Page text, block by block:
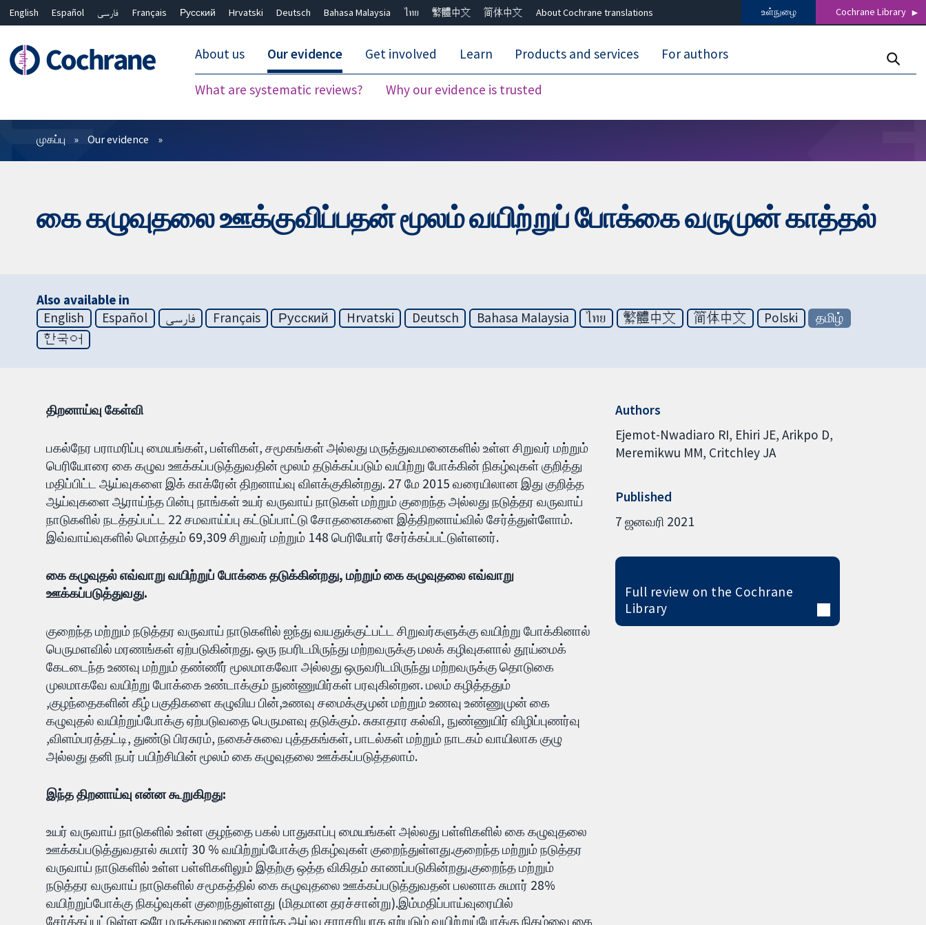
English Español فارسی Français Русский Hrvatski Deutsch Bahasa Malaysia ไทย 繁體中文 简体中文 About Cochrane translations உள்நுழை Cochrane Library
About us Our evidence
What are systematic reviews? Why our evidence is trusted
Get involved Learn Products and services For authors
வடிகட்டிகள்
முகப்பு Our evidence
கை கழுவுதலை ஊக்குவிப்பதன் மூலம் வயிற்றுப் போக்கை வருமுன் காத்தல்
Also available in
English
Español فارسی Français Русский Hrvatski Deutsch Bahasa Malaysia ไทย 繁體中文 简体中文 Polski
தமிழ்
한국어
திறனாய்வு கேள்வி
பகல்நேர பராமரிப்பு மையங்கள், பள்ளிகள், சமூகங்கள் அல்லது மருத்துவமனைகளில் உள்ள சிறுவர் மற்றும்
பெரியோரை கை கழுவ ஊக்கப்படுத்துவதின் மூலம் தடுக்கப்படும் வயிற்று போக்கின் நிகழ்வுகள் குறித்து
மதிப்பிட்ட ஆய்வுகளை இக் காக்ரேன் திறனாய்வு விளக்குகின்றது. 27 மே 2015 வரையிலான இது குறித்த
ஆய்வுகளை ஆராய்ந்த பின்பு நாங்கள் உயர் வருவாய் நாடுகள் மற்றும் குறைந்த அல்லது நடுத்தர வருவாய்
நாடுகளில் நடத்தப்பட்ட 22 சமவாய்ப்பு கட்டுப்பாட்டு சோதனைகளை இத்திறனாய்வில் சேர்த்துள்ளோம்.
இவ்வாய்வுகளில் மொத்தம் 69,309 சிறுவர் மற்றும் 148 பெரியோர் சேர்க்கப்பட்டுள்ளனர்.
கை கழுவுதல் எவ்வாறு வயிற்றுப் போக்கை தடுக்கின்றது, மற்றும் கை கழுவுதலை எவ்வாறு
ஊக்கப்படுத்துவது.
குறைந்த மற்றும் நடுத்தர வருவாய் நாடுகளில் ஐந்து வயதுக்குட்பட்ட சிறுவர்களுக்கு வயிற்று போக்கினால்
பெருமளவில் மரணங்கள் ஏற்படுகின்றது. ஒரு நபரிடமிருந்து மற்றவருக்கு மலக் கழிவுகளால் தூய்மைக்
கேடடைந்த உணவு மற்றும் தண்ணீர் மூலமாகவோ அல்லது ஒருவரிடமிருந்து மற்றவருக்கு தொடுகை
முலமாகவே வயிற்று போக்கை உண்டாக்கும் நுண்ணுயிர்கள் பரவுகின்றன. மலம் கழித்ததும்
,குழந்தைகளின் கீழ் பகுதிகளை கழுவிய பின்,உணவு சமைக்குமுன் மற்றும் உணவு உண்ணுமுன் கை
கழுவுதல் வயிற்றுப்போக்கு ஏற்படுவதை பெருமளவு தடுக்கும். சுகாதார கல்வி, நுண்ணுயிர் விழிப்புணர்வு
,விளம்பரத்தட்டி, துண்டு பிரசுரம், நகைச்சுவை புத்தகங்கள், பாடல்கள் மற்றும் நாடகம் வாயிலாக குழு
அல்லது தனி நபர் பயிற்சியின் மூலம் கை கழுவுதலை ஊக்கப்படுத்தலாம்.
இந்த திறனாய்வு என்ன கூறுகிறது:
உயர் வருவாய் நாடுகளில் உள்ள குழந்தை பகல் பாதுகாப்பு மையங்கள் அல்லது பள்ளிகளில் கை கழுவுதலை
ஊக்கப்படுத்துவதால் சுமார் 30 % வயிற்றுப்போக்கு நிகழ்வுகள் குறைந்துள்ளது.குறைந்த மற்றும் நடுத்தர
வருவாய் நாடுகளில் உள்ள பள்ளிகளிலும் இதற்கு ஒத்த விகிதம் காணப்படுகின்றது.குறைந்த மற்றும்
நடுத்தர வருவாய் நாடுகளில் சமூகத்தில் கை கழுவுதலை ஊக்கப்படுத்துவதன் பலனாக சுமார் 28%
வயிற்றுப்போக்கு நிகழ்வுகள் குறைந்துள்ளது (மிதமான தரச்சான்று).இம்மதிப்பாய்வுரையில்
சேர்க்கப்பட்டுள்ள ஒரே மருத்துவமனை சார்ந்த ஆய்வு சராசரியாக ஏற்படும் வயிற்றுப்போக்கு நிகழ்வை கை
Authors
Ejemot-Nwadiaro RI Ehiri JE Arikpo D
Meremikwu MM Critchley JA
Published
7 ஜனவரி 2021
Full review on the Cochrane
Library